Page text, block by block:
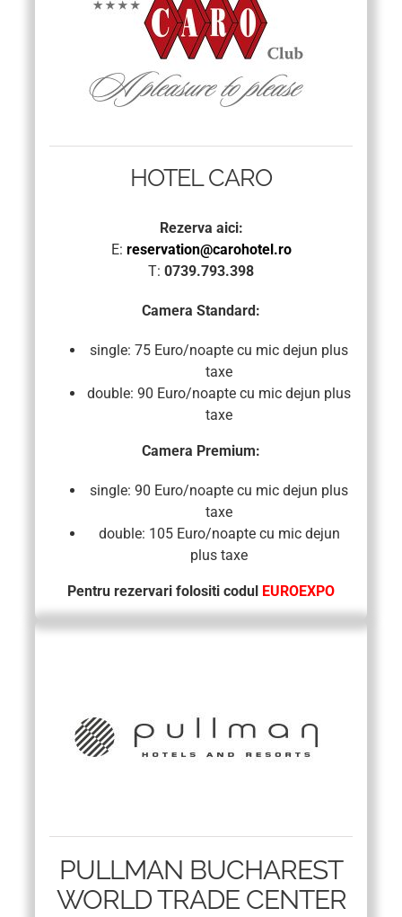
HOTEL CARO
Rezerva aici:
E: reservation@carohotel.ro
T: 0739.793.398
Camera Standard:
single: 75 Euro/noapte cu mic dejun plus
taxe
double: 90 Euro/noapte cu mic dejun plus
taxe
Camera Premium:
single: 90 Euro/noapte cu mic dejun plus
taxe
double: 105 Euro/noapte cu mic dejun
plus taxe
Pentru rezervari folositi codul EUROEXPO
PULLMAN BUCHAREST
WORLD TRADE CENTER